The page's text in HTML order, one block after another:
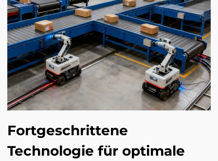
Fortgeschrittene
Technologie für optimale